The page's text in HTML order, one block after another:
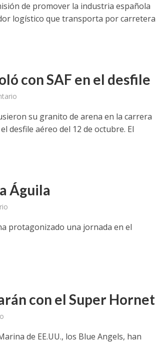
de promover la industria española
logístico que transporta por carretera
con SAF en el desfile
su granito de arena en la carrera
desfile aéreo del 12 de octubre. El
Águila
protagonizado una jornada en el
con el Super Hornet
de EE.UU., los Blue Angels, han